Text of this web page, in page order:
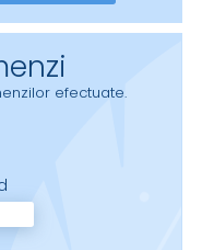
efectuate.